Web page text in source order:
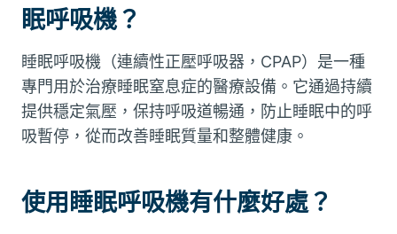
眠呼吸機？
睡眠呼吸機（連續性正壓呼吸器，CPAP）是一種
專門用於治療睡眠窒息症的醫療設備。它通過持續
提供穩定氣壓，保持呼吸道暢通，防止睡眠中的呼
吸暫停，從而改善睡眠質量和整體健康。
使用睡眠呼吸機有什麼好處？